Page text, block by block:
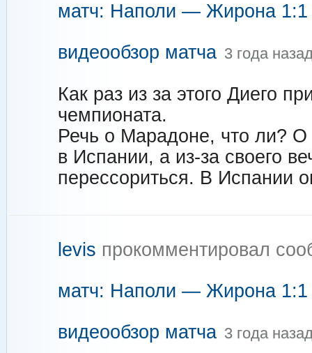
матч: Наполи — Жирона 1:1
видеообзор матча 3 года
Как раз из за этого Диего
чемпионата.
Речь о Марадоне, что ли? О
в Испании, а из-за своего
перессориться. В Испании
levis прокомментировал
матч: Наполи — Жирона 1:1
видеообзор матча 3 года